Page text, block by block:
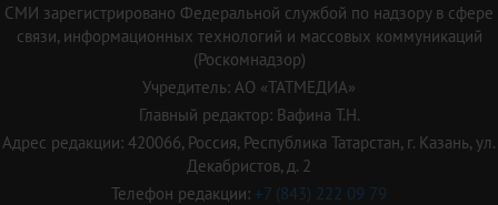
СМИ зарегистрировано Федеральной службой по надзору в сфере
связи, информационных технологий и массовых коммуникаций
(Роскомнадзор)
Учредитель: АО «ТАТМЕДИА»
Главный редактор: Вафина Т.Н.
Адрес редакции: 420066, Россия, Республика Татарстан, г. Казань, ул.
Декабристов, д. 2
Телефон редакции: +7 (843) 222 09 79